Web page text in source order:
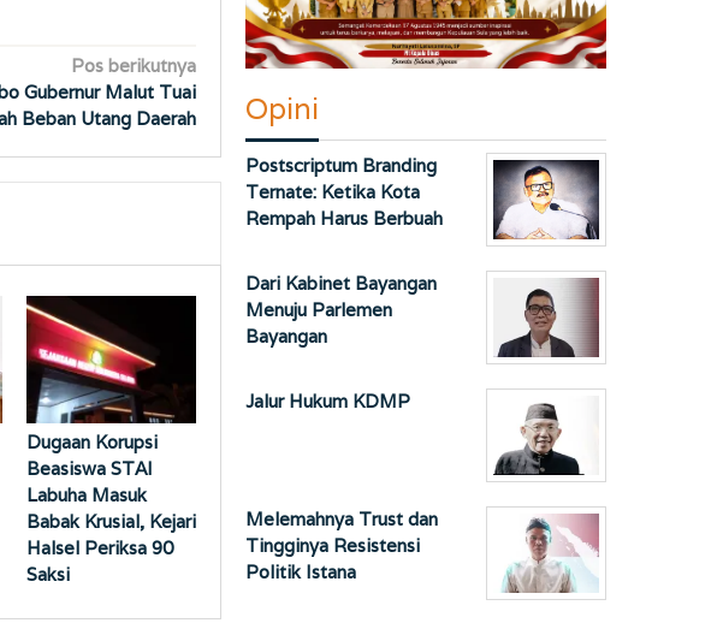
Pos berikutnya
Gubernur Malut Tuai
Beban Utang Daerah
Dugaan Korupsi
Beasiswa STAI
Labuha Masuk
Babak Krusial, Kejari
Halsel Periksa 90
Saksi
Opini
Postscriptum Branding
Ternate: Ketika Kota
Rempah Harus Berbuah
Dari Kabinet Bayangan
Menuju Parlemen
Bayangan
Jalur Hukum KDMP
Melemahnya Trust dan
Tingginya Resistensi
Politik Istana